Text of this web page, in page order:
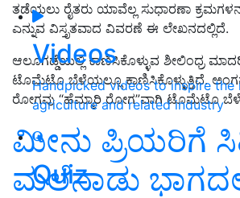
Videos
Handpicked videos to inspire the
agriculture and related industry
Quiz
ತಡೆಯಲು ರೈತರು ಯಾವೆಲ್ಲ ಸುಧಾರಣಾ
ಎನ್ನುವ ವಿಸ್ತೃತವಾದ ವಿವರಣೆ ಈ ಲೇಖನದಲ್ಲಿದೆ.
ಆಲೂಗಡ್ಡೆಯಲ್ಲಿ ಕಾಣಿಸಿಕೊಳ್ಳುವ ಶೀಲಿಂಧ್ರ
ಟೊಮೆಟೊ ಬೆಳೆಯಲ್ಲೂ ಕಾಣಿಸಿಕೊಳ್ಳುತ್ತಿದೆ.
ರೋಗವು “ಹೆಮ್ಮಾರಿ ರೋಗ”ವಾಗಿ ಟೊಮೆಟೊ ಬೆಳೆದ
ಮೀನು ಪ್ರಿಯರಿಗೆ
ಮಲೆನಾಡು